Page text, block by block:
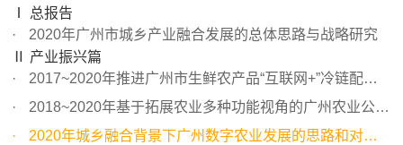
Ⅰ 总报告
2020年广州市城乡产业融合发展的总体思路与战略研究
Ⅱ 产业振兴篇
2017~2020年推进广州市生鲜农产品“互联网+”冷链配送体系...
2018~2020年基于拓展农业多种功能视角的广州农业公园建设研究
2020年城乡融合背景下广州数字农业发展的思路和对策研究